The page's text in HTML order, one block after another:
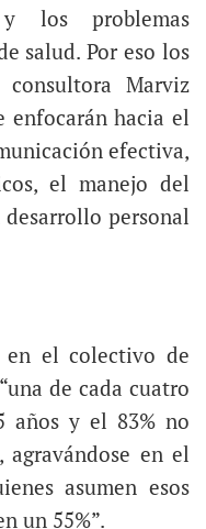
los problemas
salud. Por eso los
Marviz
enfocarán hacia el
efectiva,
el manejo del
personal
en el colectivo de
de cada cuatro
años y el 83% no
en el
asumen esos
un 55%”.